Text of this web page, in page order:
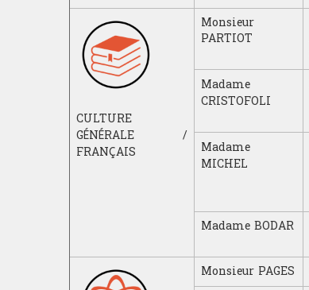
CULTURE
GÉNÉRALE /
FRANÇAIS
Monsieur
PARTIOT
Madame
CRISTOFOLI
Madame
MICHEL
Madame BODAR
Monsieur PAGES